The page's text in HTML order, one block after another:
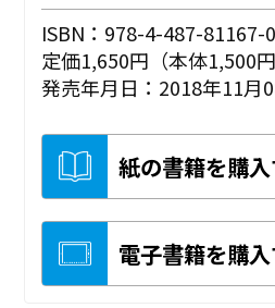
ISBN：978-4-487-81167-0
定価1,650円（本体1,500円
発売年月日：2018年11月
紙の書籍を購
電子書籍を購